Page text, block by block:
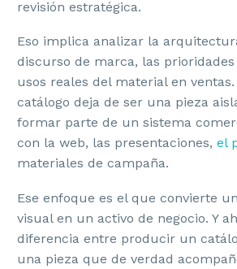
revisión estratégica.
Eso implica analizar la
discurso de marca, las prioridades
usos reales del material en
catálogo deja de ser una pieza
formar parte de un sistema
con la web, las presentaciones, el
materiales de campaña.
Ese enfoque es el que convierte
visual en un activo de negocio. Y
diferencia entre producir un
una pieza que de verdad